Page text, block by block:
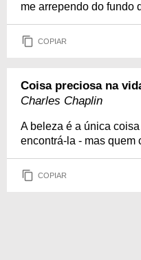
me arrependo do fundo
COPIAR
Coisa preciosa na
Charles Chaplin
A beleza é a única
encontrá-la - mas quem
COPIAR